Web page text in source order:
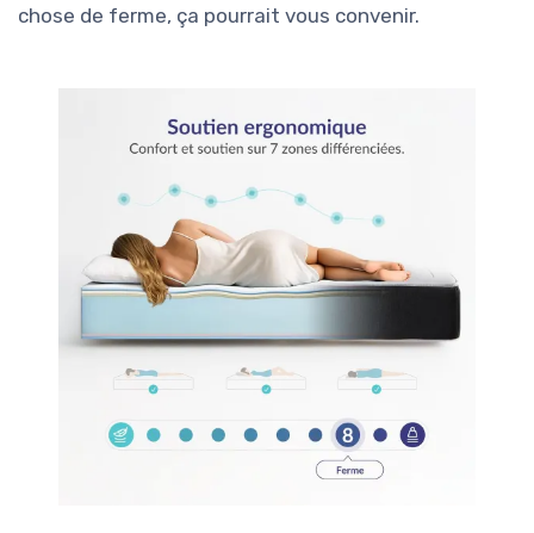
chose de ferme, ça pourrait vous convenir.